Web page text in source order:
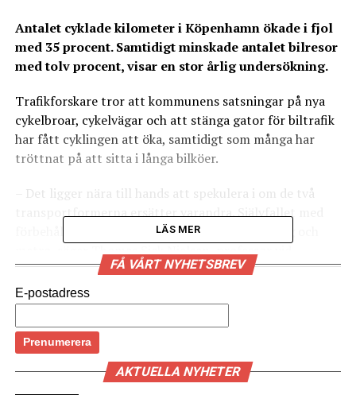
Antalet cyklade kilometer i Köpenhamn ökade i fjol
med 35 procent. Samtidigt minskade antalet bilresor
med tolv procent, visar en stor årligundersökning.
Trafikforskare tror att kommunens satsningar på nya
cykelbroar, cykelvägar och att stänga gator för biltrafik
har fått cyklingen att öka, samtidigt som många har
tröttnat på att sitta i långa bilköer.
– Det ligger nära till hands att spekulera i om de två
transportformerna ersätter varandra. Självfallet med
förbehållet att det också går att välja bussar, tåg och
metro, säger Thomas Sick Nielsen, professor vid
Danmarks Tekniske Universitet (DTU) som står för
undersökningen, till Politiken.
Cyklistförbundets ordförande Frits Bredal tror att
trängseln och bilköerna i Köpenhamn också gjort sitt
till utvecklingen.
LÄS MER
FÅ VÅRT NYHETSBREV
E-postadress
AKTUELLA NYHETER